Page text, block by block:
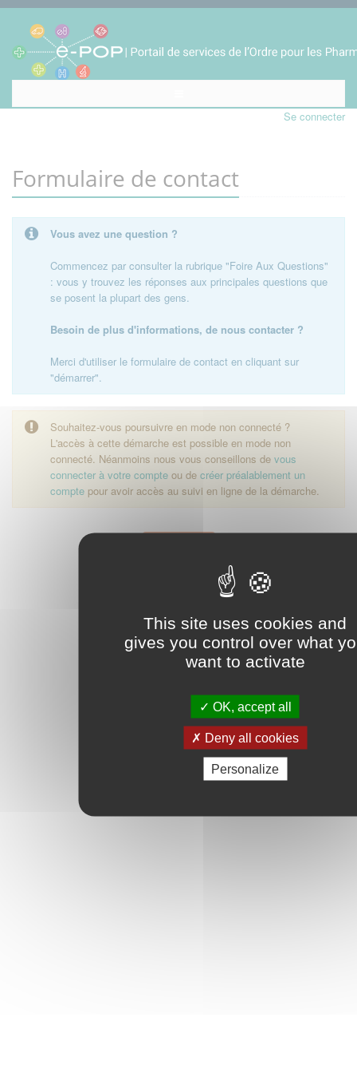
This site uses cookies and
gives you control over what
want to activate
OK, accept all
Deny all cookies
Personalize
Se connecter
Formulaire de contact
Vous avez une question ?
Commencez par consulter la rubrique "Foire Aux Questions"
: vous y trouvez les réponses aux principales questions que
se posent la plupart des gens.
Besoin de plus d'informations, de nous contacter ?
Merci d'utiliser le formulaire de contact en cliquant sur
"démarrer".
Souhaitez-vous poursuivre en mode non connecté ?
L'accès à cette démarche est possible en mode non
connecté. Néanmoins nous vous conseillons de vous
connecter à votre compte ou de créer préalablement un
compte pour avoir accès au suivi en ligne de la démarche.